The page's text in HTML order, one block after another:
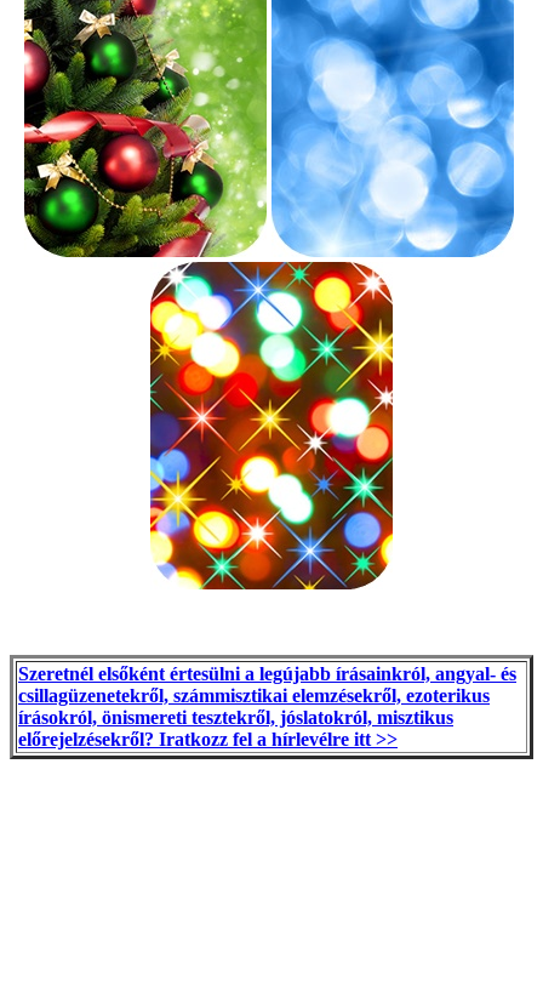
Szeretnél elsőként értesülni a legújabb írásainkról, angyal- és
csillagüzenetekről, számmisztikai elemzésekről, ezoterikus
írásokról, önismereti tesztekről, jóslatokról, misztikus
előrejelzésekről? Iratkozz fel a hírlevélre itt >>